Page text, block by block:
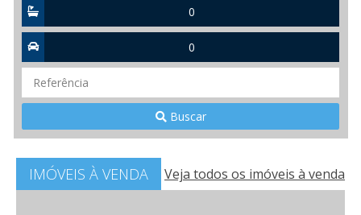
Suítes
Vagas
Referência
Buscar
IMÓVEIS À VENDA Veja todos os imóveis à venda